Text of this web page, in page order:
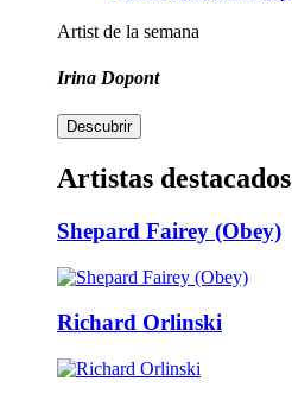
Artist de la semana
Irina Dopont
Descubrir
Artistas destacados
Shepard Fairey (Obey)
Richard Orlinski